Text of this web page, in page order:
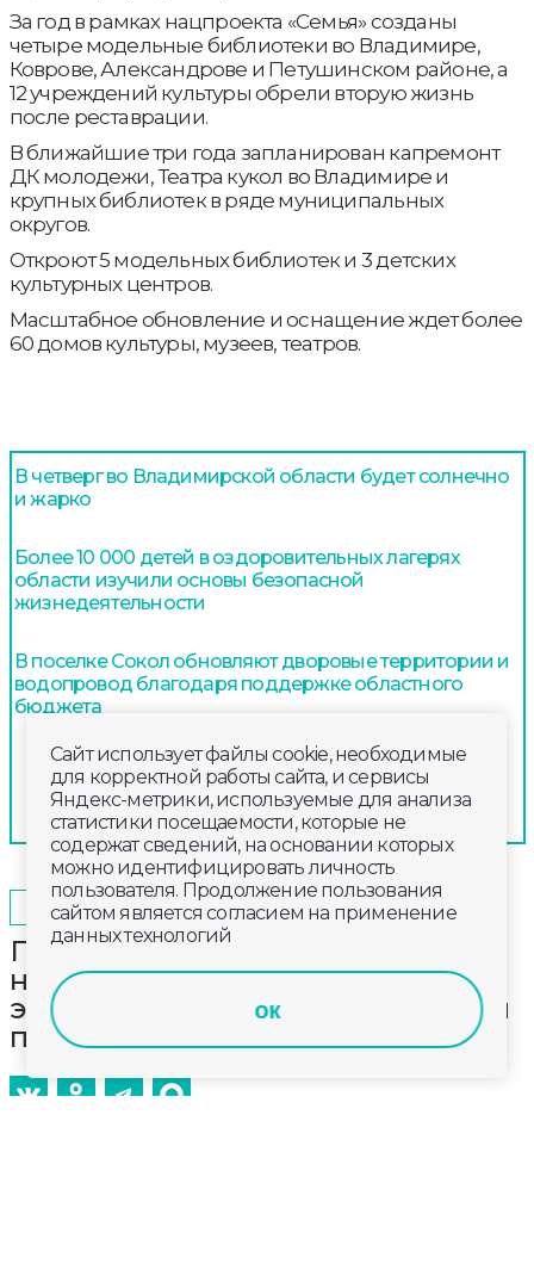
За год в рамках нацпроекта «Семья» созданы
четыре модельные библиотеки во Владимире,
Коврове, Александрове и Петушинском районе, а
12 учреждений культуры обрели вторую жизнь
после реставрации.
В ближайшие три года запланирован капремонт
ДК молодежи, Театра кукол во Владимире и
крупных библиотек в ряде муниципальных
округов.
Откроют 5 модельных библиотек и 3 детских
культурных центров.
Масштабное обновление и оснащение ждет более
60 домов культуры, музеев, театров.
В четверг во Владимирской области будет солнечно
и жарко
Более 10 000 детей в оздоровительных лагерях
области изучили основы безопасной
жизнедеятельности
В поселке Сокол обновляют дворовые территории и
водопровод благодаря поддержке областного
бюджета
ОБЩЕСТВО 2026-02-04 18:40
Почти 1,5 млн квадратных метров
недвижимости введено в
эксплуатацию в регионе по итогам
прошлого года
Сайт использует файлы cookie, необходимые
для корректной работы сайта, и сервисы
Яндекс-метрики, используемые для анализа
статистики посещаемости, которые не
содержат сведений, на основании которых
можно идентифицировать личность
пользователя. Продолжение пользования
сайтом является согласием на применение
данных технологий
ок